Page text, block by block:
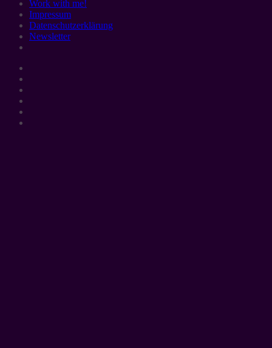
Work with me!
Impressum
Datenschutzerklärung
Newsletter